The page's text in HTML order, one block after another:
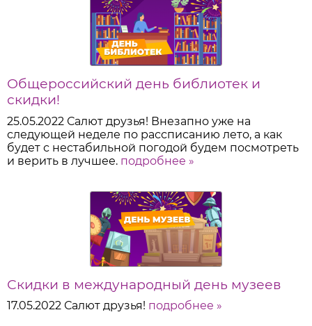
Общероссийский день библиотек и
скидки!
25.05.2022 Салют друзья! Внезапно уже на
следующей неделе по рассписанию лето, а как
будет с нестабильной погодой будем посмотреть
и верить в лучшее. подробнее »
Скидки в международный день музеев
17.05.2022 Салют друзья! подробнее »